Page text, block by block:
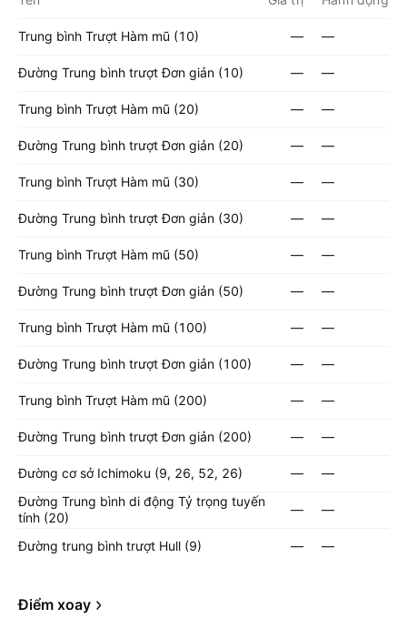
Trung bình Trượt Hàm mũ (10) — —
Đường Trung bình trượt Đơn giản (10) — —
Trung bình Trượt Hàm mũ (20) — —
Đường Trung bình trượt Đơn giản (20) — —
Trung bình Trượt Hàm mũ (30) — —
Đường Trung bình trượt Đơn giản (30) — —
Trung bình Trượt Hàm mũ (50) — —
Đường Trung bình trượt Đơn giản (50) — —
Trung bình Trượt Hàm mũ (100) — —
Đường Trung bình trượt Đơn giản (100) — —
Trung bình Trượt Hàm mũ (200) — —
Đường Trung bình trượt Đơn giản (200) — —
Đường cơ sở Ichimoku (9, 26, 52, 26) —
—
Đường Trung bình di động Tỷ trọng tuyến
tính (20)
— —
Đường trung bình trượt Hull (9) — —
Điểm xoay